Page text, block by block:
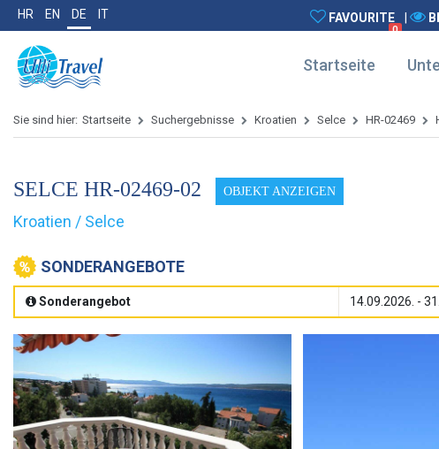
HR EN DE IT FAVOURITE
0
Startseite
Sie sind hier: Startseite Suchergebnisse Kroatien Selce HR-02469
SELCE HR-02469-02 OBJEKT ANZEIGEN
Kroatien / Selce
SONDERANGEBOTE
Sonderangebot 14.09.2026. -